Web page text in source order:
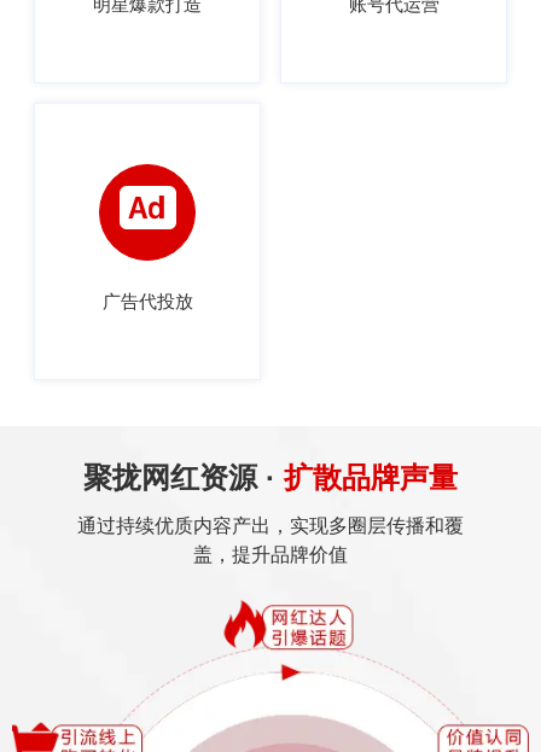
明星爆款打造 账号代运营
广告代投放
聚拢网红资源 ·扩散品牌声量
通过持续优质内容产出，实现多圈层传播和覆
盖，提升品牌价值